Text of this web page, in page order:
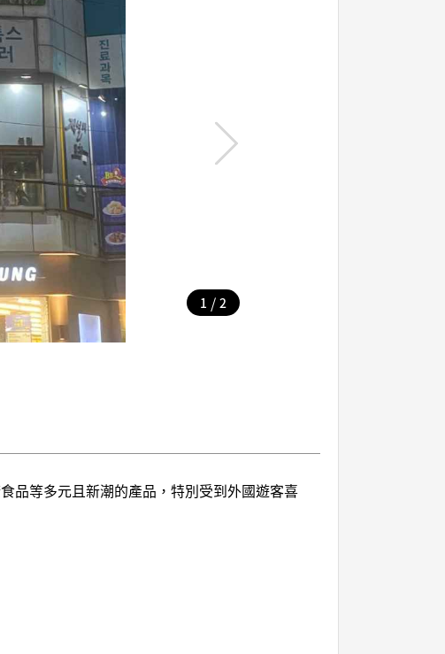
1 / 2
品等多元且新潮的產品，特別受到外國遊客喜